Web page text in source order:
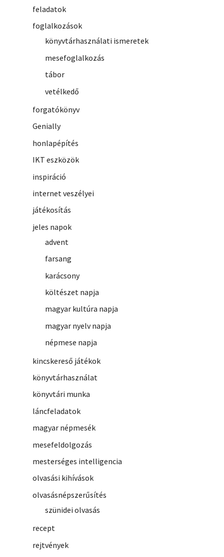
feladatok
foglalkozások
könyvtárhasználati ismeretek
mesefoglalkozás
tábor
vetélkedő
forgatókönyv
Genially
honlapépítés
IKT eszközök
inspiráció
internet veszélyei
játékosítás
jeles napok
advent
farsang
karácsony
költészet napja
magyar kultúra napja
magyar nyelv napja
népmese napja
kincskereső játékok
könyvtárhasználat
könyvtári munka
láncfeladatok
magyar népmesék
mesefeldolgozás
mesterséges intelligencia
olvasási kihívások
olvasásnépszerűsítés
szünidei olvasás
recept
rejtvények